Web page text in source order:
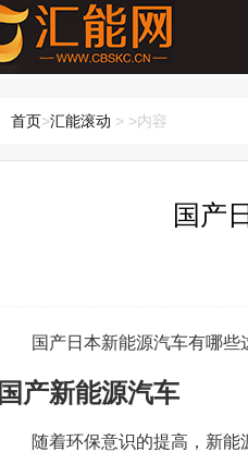
首页>汇能滚动 > >内容
国产
国产日本新能源汽车有哪些
国产新能源汽车
随着环保意识的提高，新